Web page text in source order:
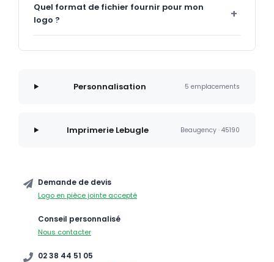
Quel format de fichier fournir pour mon
logo ?
Personnalisation 5 emplacements
Imprimerie Lebugle Beaugency · 45190
Demande de devis
Logo en pièce jointe accepté
Conseil personnalisé
Nous contacter
02 38 44 51 05